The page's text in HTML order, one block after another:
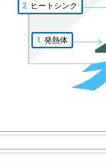
1. 発熱体
2. ヒートシンク